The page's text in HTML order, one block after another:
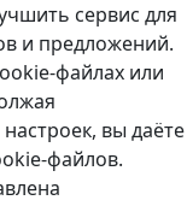
сервис для
и предложений.
файлах или
вы даёте
файлов.